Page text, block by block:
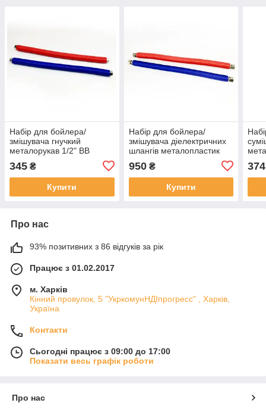
Набір для бойлера/
змішувача гнучкий
металорукав 1/2" ВВ
345 ₴
Купити
Набір для бойлера/
змішувача діелектричних
шлангів металопластик
950₴
Купити
374
Про нас
93% позитивних з 86 відгуків за рік
Працює з 01.02.2017
м. Харків
Кінний провулок, 5 "УкркомунНДІпрогресс" , Харків,
Україна
Контакти
Сьогодні працює з 09:00 до 17:00
Показати весь графік роботи
Про нас